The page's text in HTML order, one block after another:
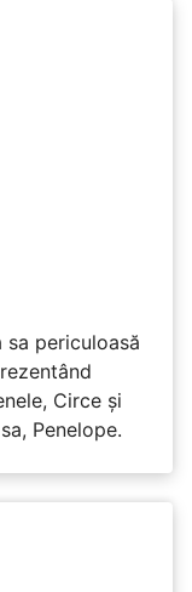
sa periculoasă
Circe și
Penelope.